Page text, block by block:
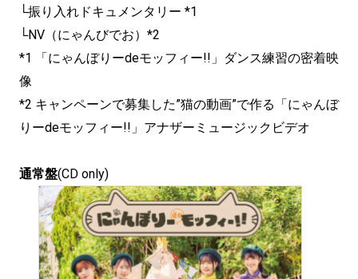
└振り入れドキュメンタリー *1
└NV（にゃんびでお）*2
*1 「にゃんぼりーdeモッフィー!!」ダンス練習の密着映
像
*2 キャンペーンで募集した”猫の動画”で作る「にゃんぼ
りーdeモッフィー!!」アナザーミュージックビデオ
通常盤(CD only)